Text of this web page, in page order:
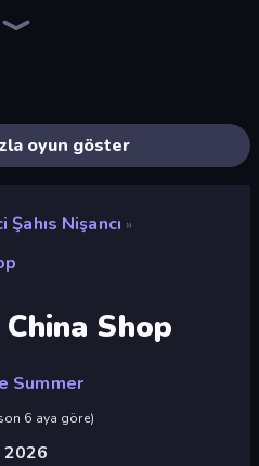
oyun göster
Şahıs Nişancı »
Shop
Summer
6 aya göre)
2026